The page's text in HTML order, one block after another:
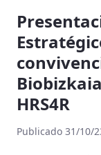
HRS4R
Publicado 31/10/